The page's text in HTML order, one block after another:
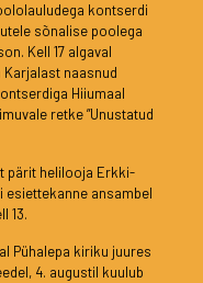
kontserdi
sõnalise poolega
Kell 17 algaval
naasnud
Hiiumaal
retke ”Unustatud
pärit helilooja Erkki-
esiettekanne ansambel
13.
Pühalepa kiriku juures
4. augustil kuulub